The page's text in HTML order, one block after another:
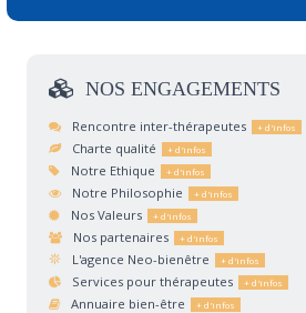
NOS ENGAGEMENTS
Rencontre inter-thérapeutes
Charte qualité
Notre Ethique
Notre Philosophie
Nos Valeurs
Nos partenaires
L'agence Neo-bienêtre
Services pour thérapeutes
Annuaire bien-être